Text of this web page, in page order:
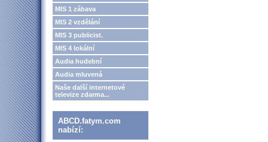
MIS 1 zábava
MIS 2 vzdělání
MIS 3 publicist.
MIS 4 lokální
Audia hudební
Audia mluvená
Naše další internetové
televize zdarma...
ABCD.fatym.com
nabízí: